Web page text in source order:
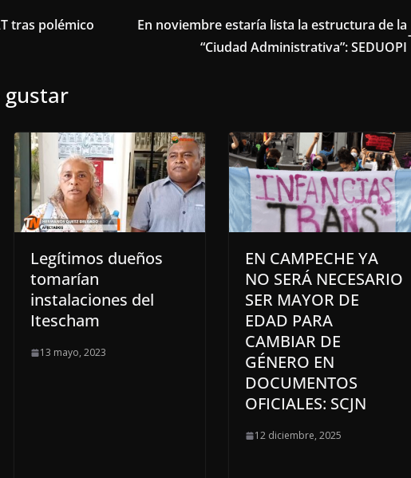
tras polémico
En noviembre estaría lista la estructura de la
“Ciudad Administrativa”: SEDUOPI
gustar
Legítimos dueños
tomarían
instalaciones del
Itescham
13 mayo, 2023
EN CAMPECHE YA
NO SERÁ NECESARIO
SER MAYOR DE
EDAD PARA
CAMBIAR DE
GÉNERO EN
DOCUMENTOS
OFICIALES: SCJN
12 diciembre, 2025